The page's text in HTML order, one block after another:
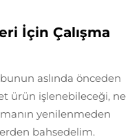
İçin Çalışma
aslında önceden
ürün işlenebileceği, ne
yenilenmeden
bahsedelim.